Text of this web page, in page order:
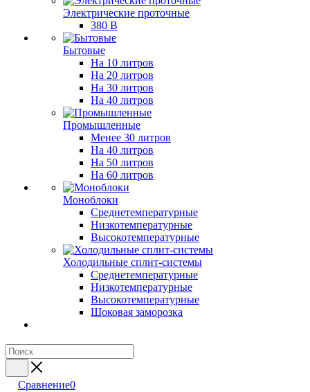
Электрические проточные
380 В
Бытовые
На 10 литров
На 20 литров
На 30 литров
На 40 литров
Промышленные
Менее 30 литров
На 40 литров
На 50 литров
На 60 литров
Моноблоки
Среднетемпературные
Низкотемпературные
Высокотемпературные
Холодильные сплит-системы
Среднетемпературные
Низкотемпературные
Высокотемпературные
Шоковая заморозка
Сравнение0